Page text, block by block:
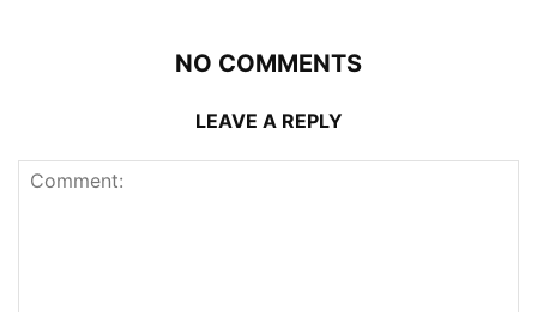
NO COMMENTS
LEAVE A REPLY